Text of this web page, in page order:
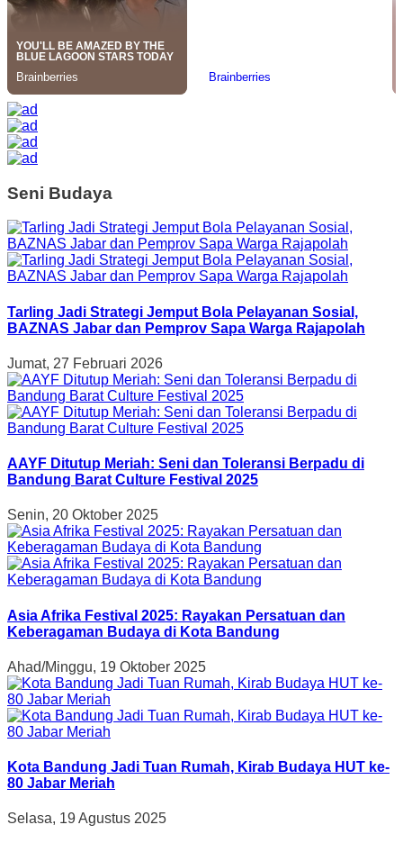
Seni Budaya
Tarling Jadi Strategi Jemput Bola Pelayanan Sosial,
BAZNAS Jabar dan Pemprov Sapa Warga Rajapolah
Jumat, 27 Februari 2026
AAYF Ditutup Meriah: Seni dan Toleransi Berpadu di
Bandung Barat Culture Festival 2025
Senin, 20 Oktober 2025
Asia Afrika Festival 2025: Rayakan Persatuan dan
Keberagaman Budaya di Kota Bandung
Ahad/Minggu, 19 Oktober 2025
Kota Bandung Jadi Tuan Rumah, Kirab Budaya HUT ke-
80 Jabar Meriah
Selasa, 19 Agustus 2025